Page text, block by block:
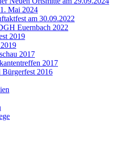
Mai 2024
am 30.09.2022
Euernbach 2022
2019
2017
2017
Bürgerfest 2016